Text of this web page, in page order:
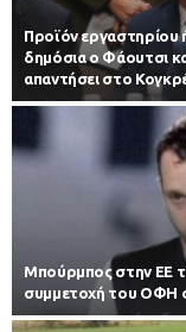
Προϊόν εργαστηρίου
δημόσια ο Φάουτσι
απαντήσει στο
Μπούρμπος στην ΕΕ
συμμετοχή του ΟΦΗ